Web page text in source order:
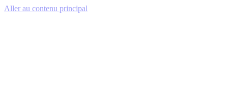
Aller au contenu principal